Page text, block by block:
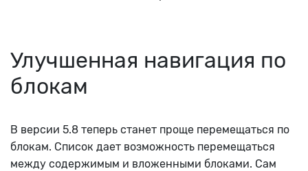
Улучшенная навигация по
блокам
В версии 5.8 теперь станет проще перемещаться по
блокам. Список дает возможность перемещаться
между содержимым и вложенными блоками. Сам